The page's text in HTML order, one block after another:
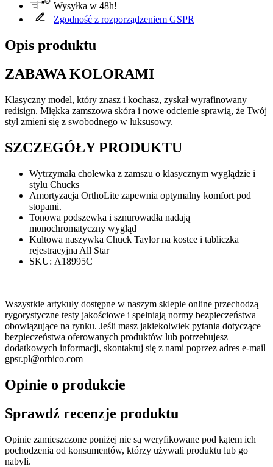
Wysyłka w 48h!
Zgodność z rozporządzeniem GSPR
Opis produktu
ZABAWA KOLORAMI
Klasyczny model, który znasz i kochasz, zyskał wyrafinowany
redisign. Miękka zamszowa skóra i nowe odcienie sprawią, że Twój
styl zmieni się z swobodnego w luksusowy.
SZCZEGÓŁY PRODUKTU
Wytrzymała cholewka z zamszu o klasycznym wyglądzie i
stylu Chucks
Amortyzacja OrthoLite zapewnia optymalny komfort pod
stopami.
Tonowa podszewka i sznurowadła nadają
monochromatyczny wygląd
Kultowa naszywka Chuck Taylor na kostce i tabliczka
rejestracyjna All Star
SKU: A18995C
Wszystkie artykuły dostępne w naszym sklepie online przechodzą
rygorystyczne testy jakościowe i spełniają normy bezpieczeństwa
obowiązujące na rynku. Jeśli masz jakiekolwiek pytania dotyczące
bezpieczeństwa oferowanych produktów lub potrzebujesz
dodatkowych informacji, skontaktuj się z nami poprzez adres e-mail
gpsr.pl@orbico.com
Opinie o produkcie
Sprawdź recenzje produktu
Opinie zamieszczone poniżej nie są weryfikowane pod kątem ich
pochodzenia od konsumentów, którzy używali produktu lub go
nabyli.